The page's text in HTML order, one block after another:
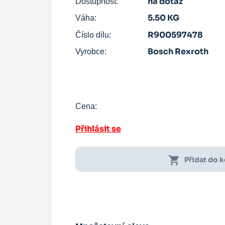
Váha: 5.50 KG
Číslo dílu: R900597478
Vyrobce: Bosch Rexroth
Cena:
Přihlásit se
shopping_cart Přidat do